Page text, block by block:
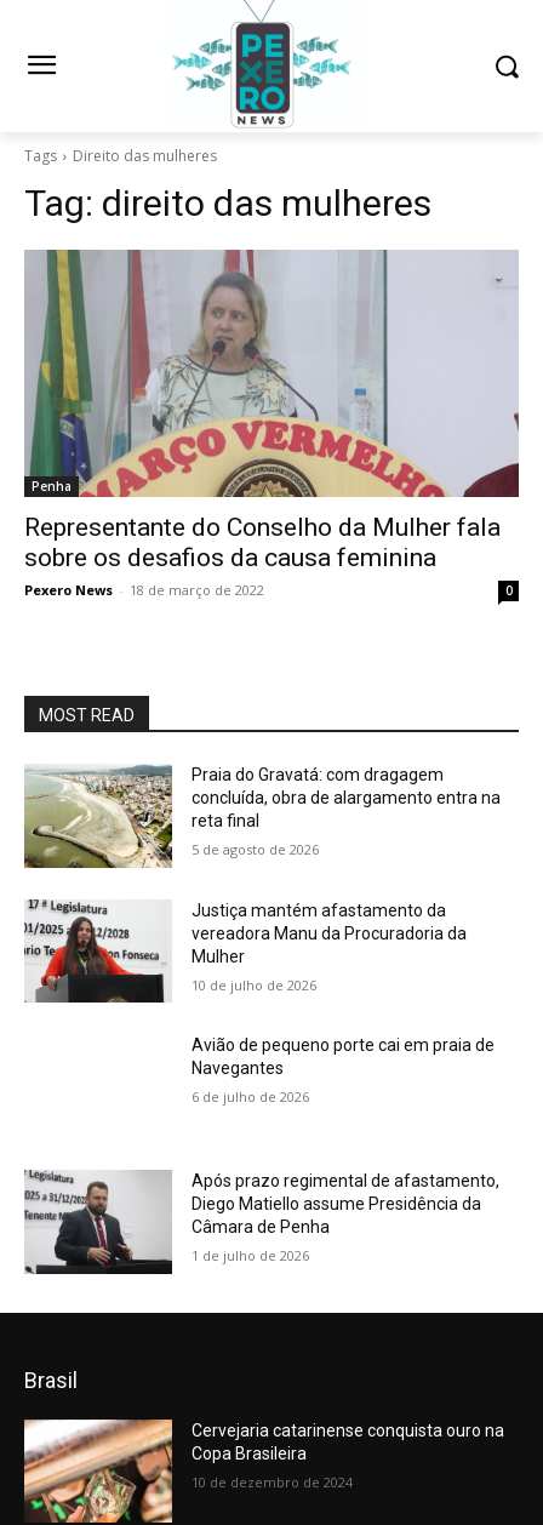
Tags Direito das mulheres
Tag: direito das mulheres
Penha
Representante do Conselho da Mulher fala
sobre os desafios da causa feminina
Pexero News - 18 de março de 2022 0
MOST READ
Praia do Gravatá: com dragagem
concluída, obra de alargamento entra na
reta final
5 de agosto de 2026
Justiça mantém afastamento da
vereadora Manu da Procuradoria da
Mulher
10 de julho de 2026
Avião de pequeno porte cai em praia de
Navegantes
6 de julho de 2026
Após prazo regimental de afastamento,
Diego Matiello assume Presidência da
Câmara de Penha
1 de julho de 2026
Brasil
Cervejaria catarinense conquista ouro na
Copa Brasileira
10 de dezembro de 2024